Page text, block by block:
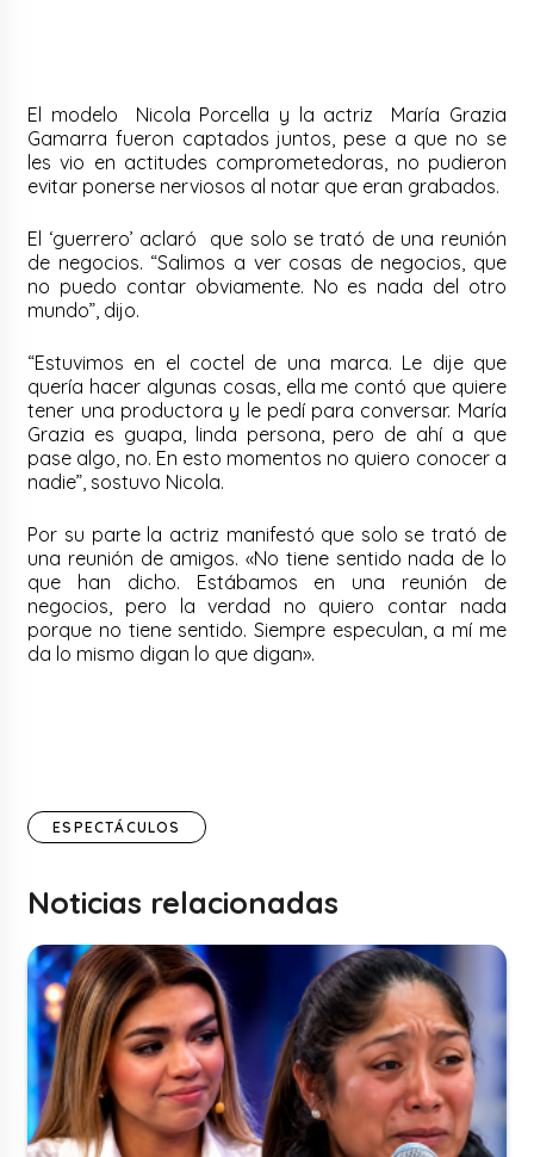
El modelo Nicola Porcella y la actriz María Grazia
Gamarra fueron captados juntos, pese a que no se
les vio en actitudes comprometedoras, no pudieron
evitar ponerse nerviosos al notar que eran grabados.
El ‘guerrero’ aclaró que solo se trató de una reunión
de negocios. “Salimos a ver cosas de negocios, que
no puedo contar obviamente. No es nada del otro
mundo”, dijo.
“Estuvimos en el coctel de una marca. Le dije que
quería hacer algunas cosas, ella me contó que quiere
tener una productora y le pedí para conversar. María
Grazia es guapa, linda persona, pero de ahí a que
pase algo, no. En esto momentos no quiero conocer a
nadie”, sostuvo Nicola.
Por su parte la actriz manifestó que solo se trató de
una reunión de amigos. «No tiene sentido nada de lo
que han dicho. Estábamos en una reunión de
negocios, pero la verdad no quiero contar nada
porque no tiene sentido. Siempre especulan, a mí me
da lo mismo digan lo que digan».
ESPECTÁCULOS
Noticias relacionadas